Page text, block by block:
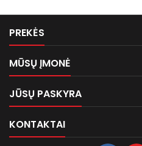
PREKĖS
MŪSŲ ĮMONĖ
JŪSŲ PASKYRA
KONTAKTAI